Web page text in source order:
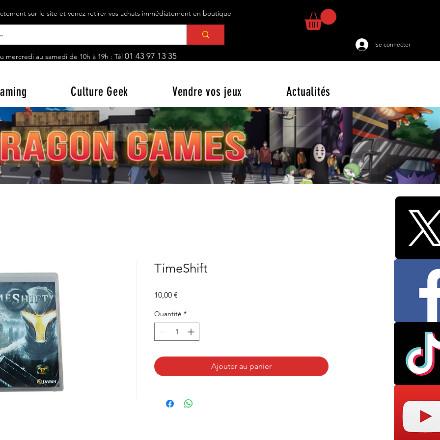
Se connecter
sur le site et venez retirer vos achats immédiatement en boutique
u mercredi au samedi de 10h à 19h : Tél 01 43 97 13 35
TimeShift
10,00 €
Quantité *
Ajouter au panier
Culture Geek Vendre vos jeux Actualités